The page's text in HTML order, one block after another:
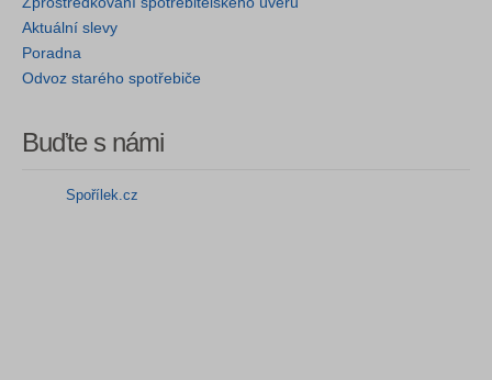
Aktuální slevy
Poradna
Odvoz starého spotřebiče
Buďte s námi
Spořílek.cz